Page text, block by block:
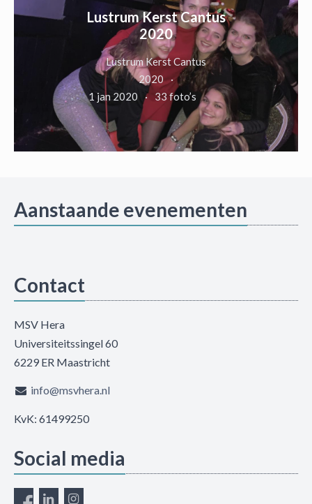
Lustrum Kerst Cantus
2020
Lustrum Kerst Cantus
2020
1 jan 2020
33 foto’s
Aanstaande evenementen
Contact
MSV Hera
Universiteitssingel 60
6229 ER Maastricht
info@msvhera.nl
KvK: 61499250
Social media